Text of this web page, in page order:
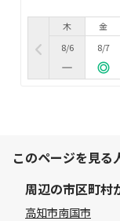
木
8/6
金
8/7
このページを見る
周辺の市区町村
高知市南国市